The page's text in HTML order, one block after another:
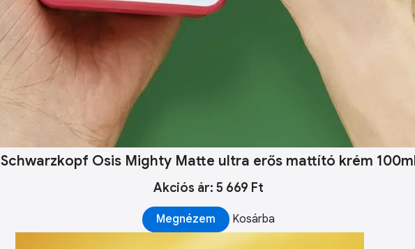
Schwarzkopf Osis Mighty Matte ultra erős mattító krém
Akciós ár: 5 669 Ft
Megnézem Kosárba